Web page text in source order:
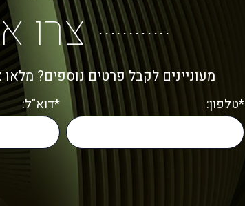
צרו
מעוניינים לקבל פרטים נוספים?
*טלפון: *דוא"ל: